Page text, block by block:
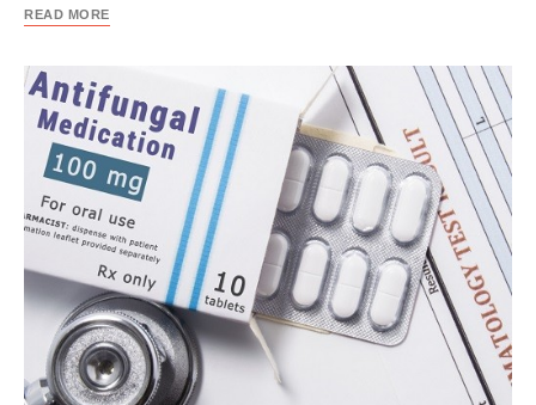
READ MORE